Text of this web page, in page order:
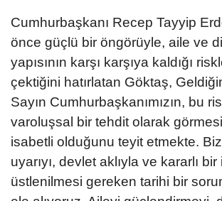
Cumhurbaşkanı Recep Tayyip
önce güçlü bir öngörüyle, aile ve
yapısının karşı karşıya kaldığı
çektiğini hatırlatan Göktaş,
Sayın Cumhurbaşkanımızın, bu
varoluşsal bir tehdit olarak
isabetli olduğunu teyit etmekte.
uyarıyı, devlet aklıyla ve kararlı
üstlenilmesi gereken tarihi bir